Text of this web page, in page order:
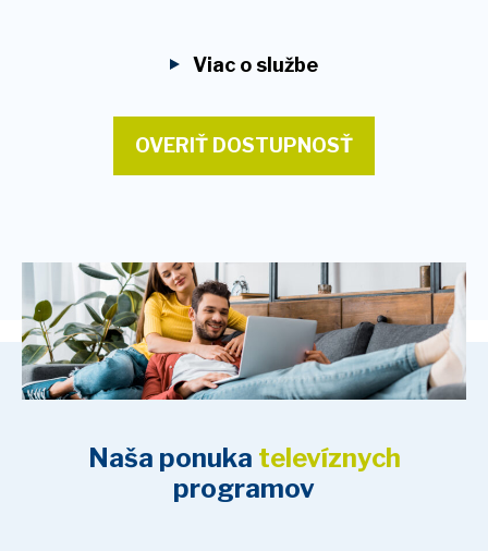
Viac o službe
OVERIŤ DOSTUPNOSŤ
Naša ponuka televíznych
programov